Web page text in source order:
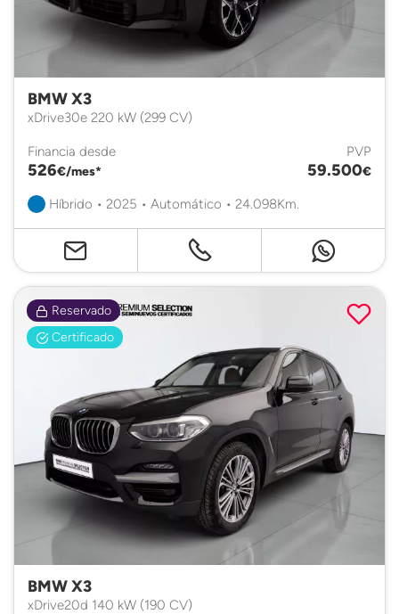
BMW X3
xDrive30e 220 kW (299 CV)
Financia desde
526€/mes*
PVP
59.500€
Híbrido • 2025 • Automático • 24.098Km.
Reservado
Certificado
BMW X3
xDrive20d 140 kW (190 CV)